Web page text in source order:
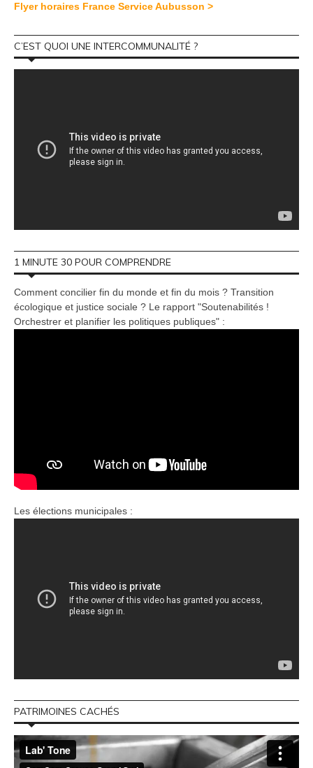
Flyer horaires France Service Aubusson >
C’EST QUOI UNE INTERCOMMUNALITÉ ?
1 MINUTE 30 POUR COMPRENDRE
Comment concilier fin du monde et fin du mois ? Transition
écologique et justice sociale ? Le rapport "Soutenabilités !
Orchestrer et planifier les politiques publiques" :
Les élections municipales :
PATRIMOINES CACHÉS